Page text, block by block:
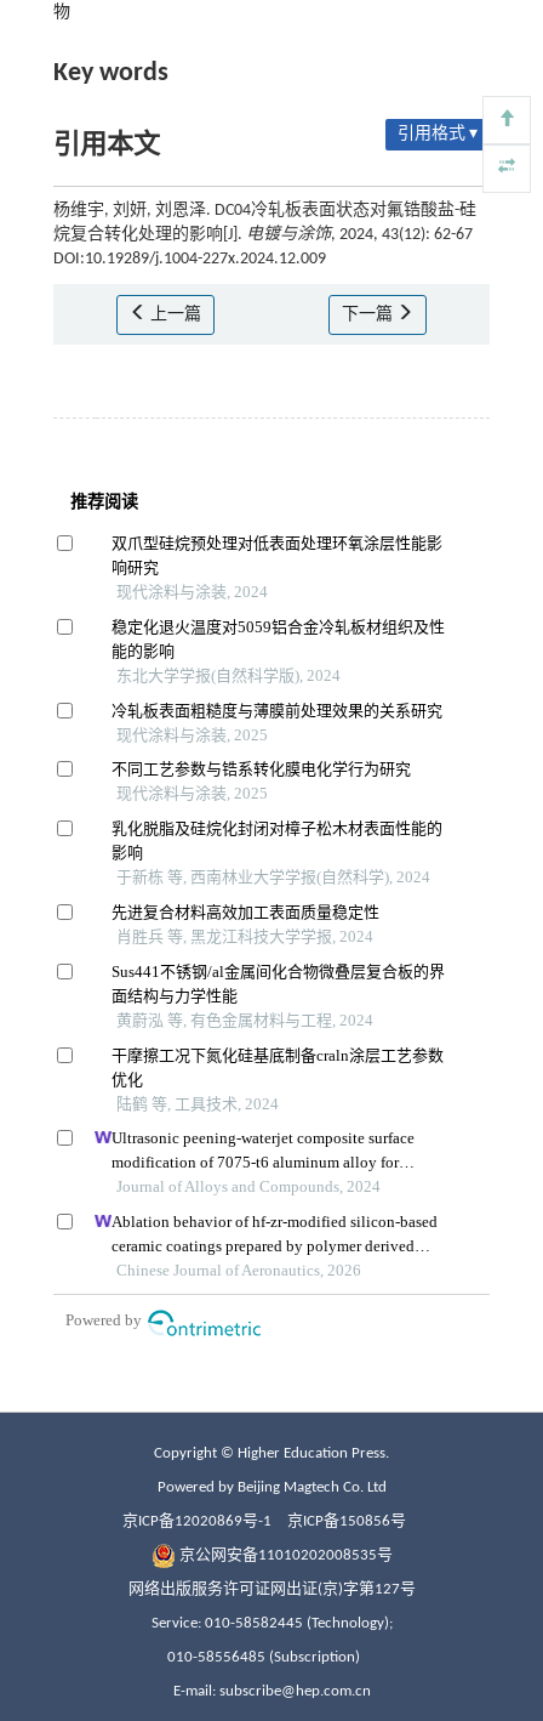
物
Key words
引用本文 引用格式 ▾
杨维宇, 刘妍, 刘恩泽. DC04冷轧板表面状态对氟锆酸盐-硅
烷复合转化处理的影响[J]. 电镀与涂饰, 2024, 43(12): 62-67
DOI:10.19289/j.1004-227x.2024.12.009
上一篇 下一篇
Copyright © Higher Education Press.
Powered by Beijing Magtech Co. Ltd
京ICP备12020869号-1 京ICP备150856号
京公网安备11010202008535号
网络出版服务许可证网出证(京)字第127号
Service: 010-58582445 (Technology);
010-58556485 (Subscription)
E-mail: subscribe@hep.com.cn